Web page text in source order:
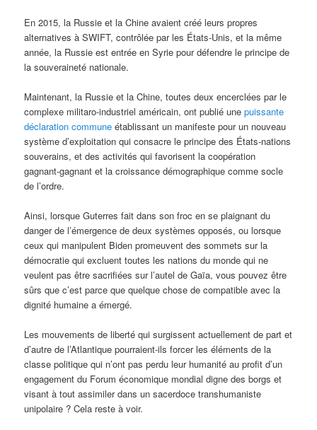
En 2015, la Russie et la Chine avaient créé leurs propres
alternatives à SWIFT, contrôlée par les États-Unis, et la même
année, la Russie est entrée en Syrie pour défendre le principe de
la souveraineté nationale.
Maintenant, la Russie et la Chine, toutes deux encerclées par le
complexe militaro-industriel américain, ont publié unepuissante
déclaration commune établissant un manifeste pour un nouveau
système d’exploitation qui consacre le principe des États-nations
souverains, et des activités qui favorisent la coopération
gagnant-gagnant et la croissance démographique comme socle
de l’ordre.
Ainsi, lorsque Guterres fait dans son froc en se plaignant du
danger de l’émergence de deux systèmes opposés, ou lorsque
ceux qui manipulent Biden promeuvent des sommets sur la
démocratie qui excluent toutes les nations du monde qui ne
veulent pas être sacrifiées sur l’autel de Gaïa, vous pouvez être
sûrs que c’est parce que quelque chose de compatible avec la
dignité humaine a émergé.
Les mouvements de liberté qui surgissent actuellement de part et
d’autre de l’Atlantique pourraient-ils forcer les éléments de la
classe politique qui n’ont pas perdu leur humanité au profit d’un
engagement du Forum économique mondial digne des borgs et
visant à tout assimiler dans un sacerdoce transhumaniste
unipolaire ? Cela reste à voir.